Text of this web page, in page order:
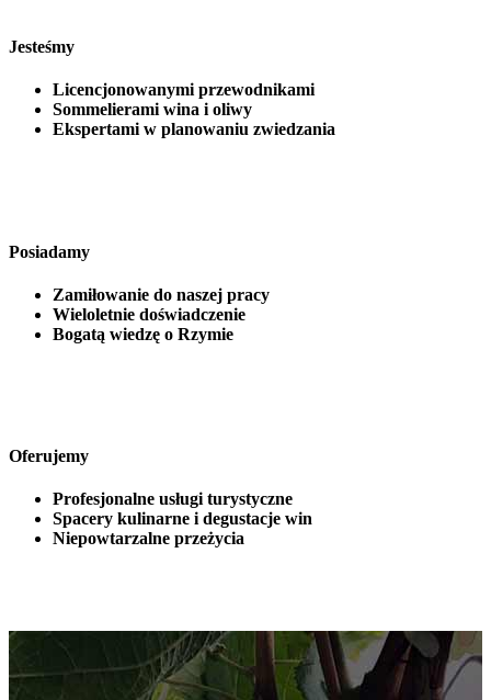
Jesteśmy
Licencjonowanymi przewodnikami
Sommelierami wina i oliwy
Ekspertami w planowaniu zwiedzania
Posiadamy
Zamiłowanie do naszej pracy
Wieloletnie doświadczenie
Bogatą wiedzę o Rzymie
Oferujemy
Profesjonalne usługi turystyczne
Spacery kulinarne i degustacje win
Niepowtarzalne przeżycia